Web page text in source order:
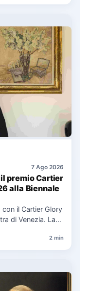
7 Ago 2026
premio Cartier
alla Biennale
il Cartier Glory
di Venezia. La
2 min